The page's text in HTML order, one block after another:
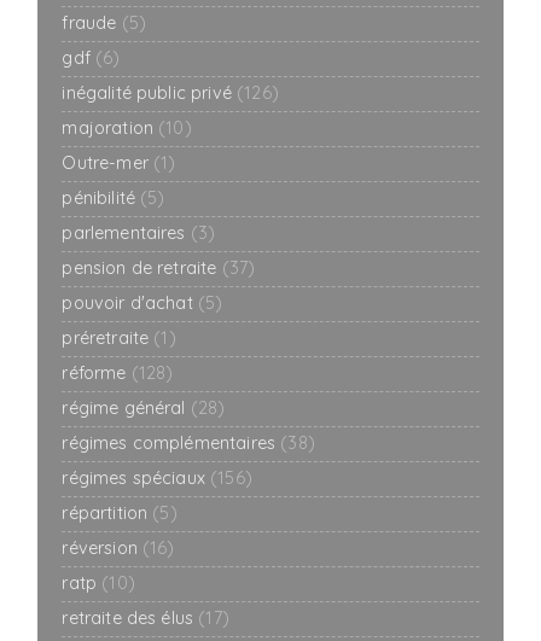
fraude (5)
gdf (6)
inégalité public privé (126)
majoration (10)
Outre-mer (1)
pénibilité (5)
parlementaires (3)
pension de retraite (37)
pouvoir d'achat (5)
préretraite (1)
réforme (128)
régime général (28)
régimes complémentaires (38)
régimes spéciaux (156)
répartition (5)
réversion (16)
ratp (10)
retraite des élus (17)